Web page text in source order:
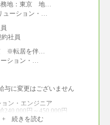
務地：東京 地…
ューション・…
社員
※転居を伴…
ーション・…
与に変更はございません
ョン・エンジニア
円～450,000円
容によって変動がありま
+ 続きを読む